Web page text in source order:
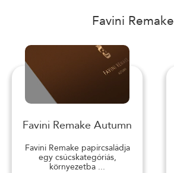
Favini Remake
Favini Remake Autumn
Favini Remake papírcsaládja
egy csúcskategóriás,
környezetba ...